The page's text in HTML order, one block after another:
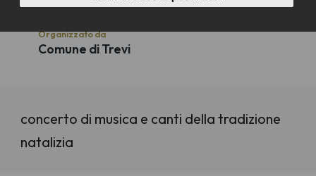
Organizzato da
Comune di Trevi
concerto di musica e canti della tradizione
natalizia